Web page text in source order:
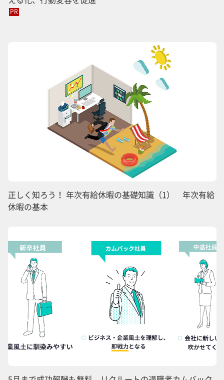
PR
正しく知ろう！ 年次有給休暇の基礎知識（1） 年次有給
休暇の基本